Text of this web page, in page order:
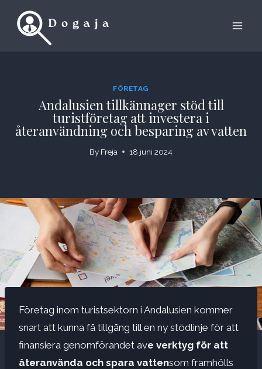
FÖRETAG
Andalusien tillkännager stöd till
turistföretag att investera i
återanvändning och besparing av vatten
By Freja 18 juni 2024
Företag inom turistsektorn i Andalusien kommer
snart att kunna få tillgång till en ny stödlinje för att
finansiera genomförandet ave verktyg för att
återanvända och spara vattensom framhölls